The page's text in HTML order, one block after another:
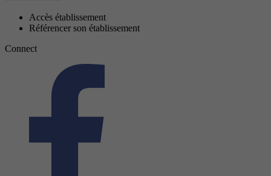
Accès établissement
Référencer son établissement
Connect